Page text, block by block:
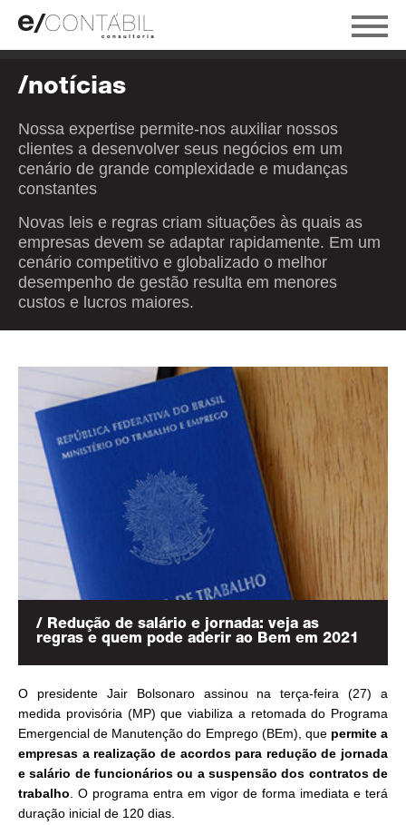
/notícias
Nossa expertise permite-nos auxiliar nossos
clientes a desenvolver seus negócios em um
cenário de grande complexidade e mudanças
constantes
Novas leis e regras criam situações às quais as
empresas devem se adaptar rapidamente. Em um
cenário competitivo e globalizado o melhor
desempenho de gestão resulta em menores
custos e lucros maiores.
/ Redução de salário e jornada: veja as
regras e quem pode aderir ao Bem em 2021
O presidente Jair Bolsonaro assinou na terça-feira (27) a
medida provisória (MP) que viabiliza a retomada do Programa
Emergencial de Manutenção do Emprego (BEm), que permite a
empresas a realização de acordos para redução de jornada
e salário de funcionários ou a suspensão dos contratos de
trabalho . O programa entra em vigor de forma imediata e terá
duração inicial de 120 dias.